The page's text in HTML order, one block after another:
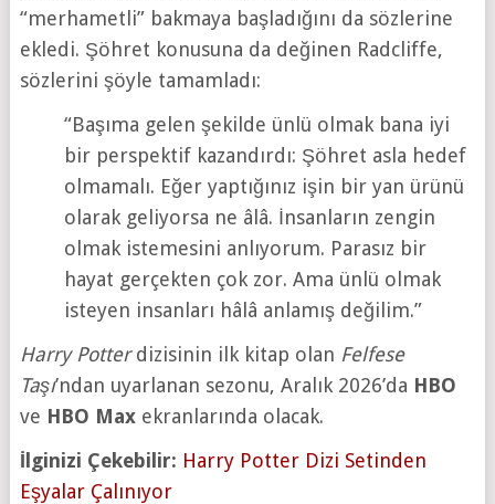
“merhametli” bakmaya başladığını da sözlerine
ekledi. Şöhret konusuna da değinen Radcliffe,
sözlerini şöyle tamamladı:
“Başıma gelen şekilde ünlü olmak bana iyi
bir perspektif kazandırdı: Şöhret asla hedef
olmamalı. Eğer yaptığınız işin bir yan ürünü
olarak geliyorsa ne âlâ. İnsanların zengin
olmak istemesini anlıyorum. Parasız bir
hayat gerçekten çok zor. Ama ünlü olmak
isteyen insanları hâlâ anlamış değilim.”
Harry Potterdizisinin ilk kitap olan Felfese
Taşı’ndan uyarlanan sezonu, Aralık 2026’da HBO
ve HBO Maxekranlarında olacak.
İlginizi Çekebilir: Harry Potter Dizi Setinden
Eşyalar Çalınıyor